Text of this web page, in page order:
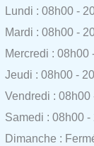
Lundi : 08h00 -
Mardi : 08h00 -
Mercredi : 08h00
Jeudi : 08h00 -
Vendredi : 08h00
Samedi : 08h00 -
Dimanche :